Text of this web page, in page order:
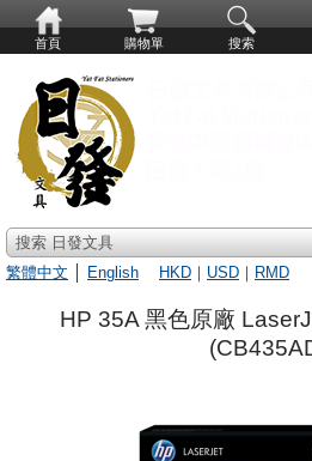
首頁 購物單 搜索
搜索 日發文具
繁體中文
English HKD ｜ USD ｜ RMD
HP 35A 黑色原廠